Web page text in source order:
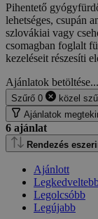
Pihentető
lehetséges, csupán
szlovákiai vagy
csomagban foglalt
kezeléseit részesíti
Ajánlatok betöltése...
Szűrő 0 közel
Ajánlatok
6 ajánlat
Rendezés
Ajánlott
Legolcsóbb
Legújabb